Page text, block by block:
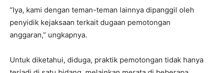
“Iya, kami dengan teman-teman lainnya dipanggil oleh
penyidik kejaksaan terkait dugaan pemotongan
anggaran,” ungkapnya.
Untuk diketahui, diduga, praktik pemotongan tidak hanya